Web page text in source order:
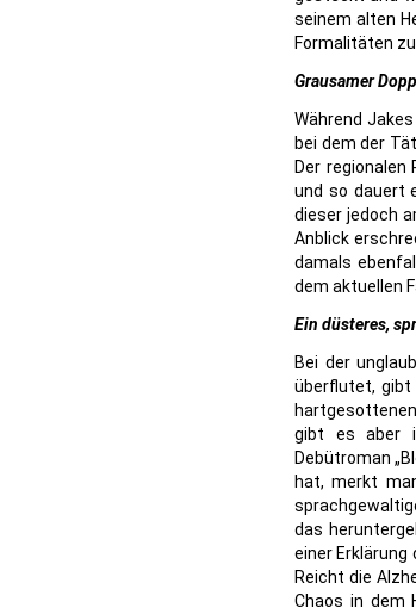
seinem alten
Formalitäten
Grausamer
Während
bei dem der
Der
und so dauert
dieser jedoch
Anblick
damals
dem aktuellen
Ein düsteres,
Bei der
überflutet, gibt
gibt es aber
Debütroman
hat, merkt
das
einer
Reicht die
Chaos in dem